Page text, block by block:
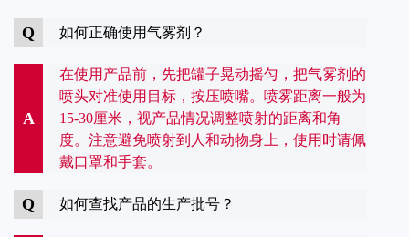
Q 如何正确使用气雾剂？
A
在使用产品前，先把罐子晃动摇匀，把气雾剂的
喷头对准使用目标，按压喷嘴。喷雾距离一般为
15-30厘米，视产品情况调整喷射的距离和角
度。注意避免喷射到人和动物身上，使用时请佩
戴口罩和手套。
Q 如何查找产品的生产批号？